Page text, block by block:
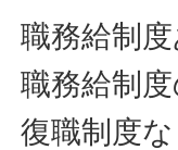
職務給制度
職務給制
復職制度な